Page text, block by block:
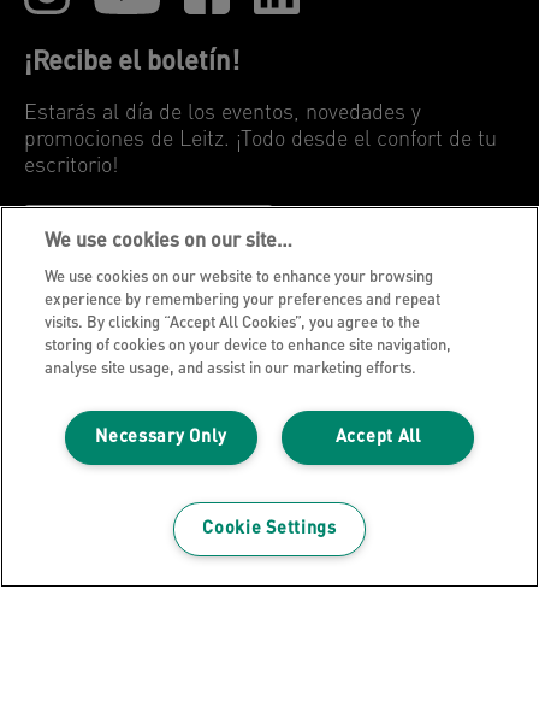
¡Recibe el boletín!
Estarás al día de los eventos, novedades y
promociones de Leitz. ¡Todo desde el confort de tu
escritorio!
SUSCRIBIRTE AHORA
Aviso de privacidad
Politica de Cookies
Aviso legal
Declaración de propiedad
Gestionar mis datos
Trabaja con nosotros
We use cookies on our site…
We use cookies on our website to enhance your browsing
experience by remembering your preferences and repeat
visits. By clicking “Accept All Cookies”, you agree to the
storing of cookies on your device to enhance site navigation,
analyse site usage, and assist in our marketing efforts.
Accept All
Necessary Only
Cookie Settings